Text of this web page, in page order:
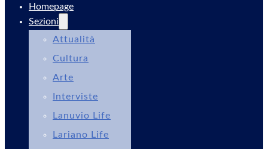
Homepage
Sezioni
Attualità
Cultura
Arte
Interviste
Lanuvio Life
Lariano Life